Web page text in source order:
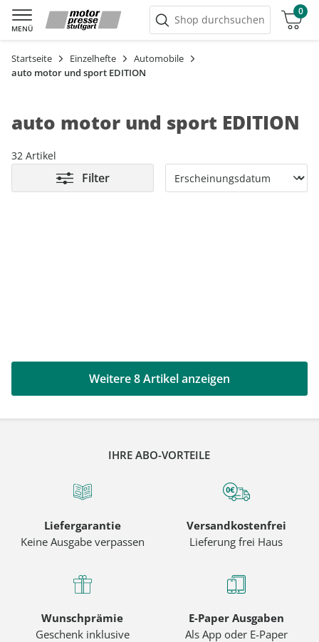
MENÜ
Shop durchsuchen
0
Warenkorb
Startseite Einzelhefte
Automobile
auto motor und sport EDITION
auto motor und sport EDITION
32 Artikel
Filter
Weitere 8 Artikel anzeigen
IHRE ABO-VORTEILE
Liefergarantie
Keine Ausgabe verpassen
Versandkostenfrei
Lieferung frei Haus
Wunschprämie
Geschenk inklusive
E-Paper Ausgaben
Als App oder E-Paper